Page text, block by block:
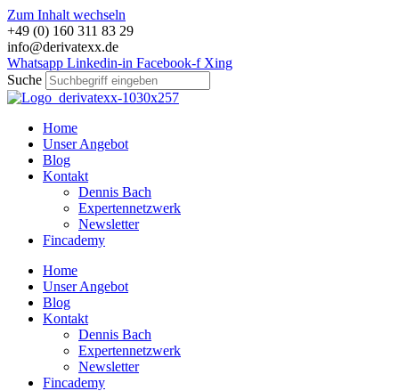
Zum Inhalt wechseln
+49 (0) 160 311 83 29
info@derivatexx.de
Whatsapp Linkedin-in Facebook-f Xing
Suche
Home
Unser Angebot
Blog
Kontakt
Dennis Bach
Expertennetzwerk
Newsletter
Fincademy
Home
Unser Angebot
Blog
Kontakt
Dennis Bach
Expertennetzwerk
Newsletter
Fincademy